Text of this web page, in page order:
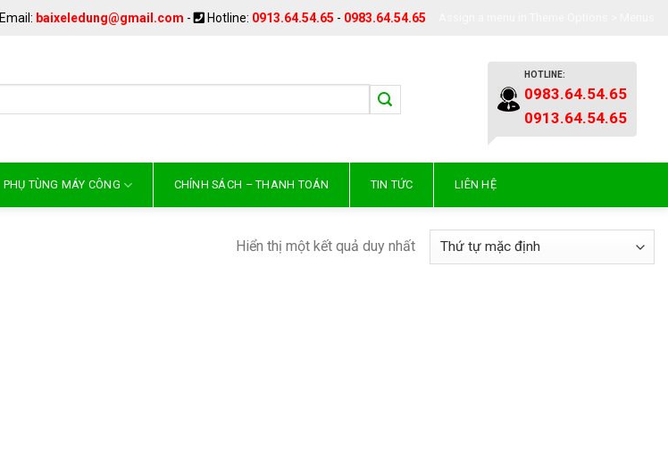
Email: baixeledung@gmail.com - Hotline: 0913.64.54.65 - 0983.64.54.65
HOTLINE:
0983.64.54.65
0913.64.54.65
PHỤ TÙNG MÁY CÔNG CHÍNH SÁCH – THANH TOÁN TIN TỨC LIÊN HỆ
Hiển thị một kết quả duy nhất